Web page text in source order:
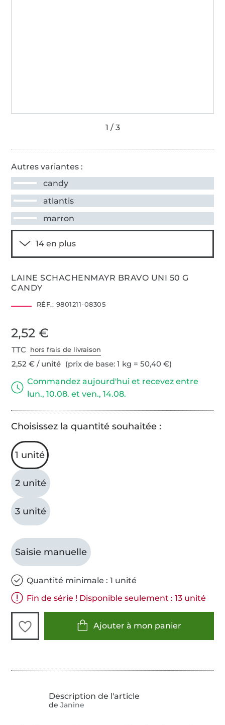
Autres variantes :
candy
atlantis
marron
LAINE SCHACHENMAYR BRAVO UNI 50 G
CANDY
RÉF.: 9801211-08305
2,52 €
TTC hors frais de livraison
2,52 € / unité (prix de base: 1 kg = 50,40 €)
Commandez aujourd'hui et recevez entre
lun., 10.08. et ven., 14.08.
Choisissez la quantité souhaitée :
1 unité
2 unité
3 unité
Saisie manuelle
Quantité minimale : 1 unité
Fin de série ! Disponible seulement : 13 unité
Ajouter à mon panier
de Janine